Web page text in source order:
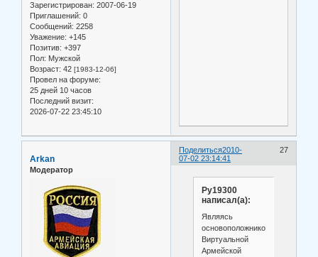
Зарегистрирован: 2007-06-19
Приглашений: 0
Сообщений: 2258
Уважение: +145
Позитив: +397
Пол: Мужской
Возраст: 42 [1983-12-06]
Провел на форуме:
25 дней 10 часов
Последний визит:
2026-07-22 23:45:10
Поделиться 27
2010-
07-02 23:14:41
Arkan
Модератор
Ру19300
написал(а):
Являясь
основоположником
Виртуальной
Армейской